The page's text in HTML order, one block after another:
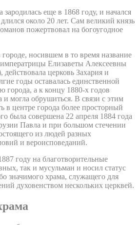
зародилась еще в 1868 году, и начался
около 20 лет. Сам великий князь
пожертвовал на богоугодное
городе, носившем в то время название
императрицы Елизаветы Алексеевны
церковь Захария и
годы оставалась единственной
города, а к концу 1880-х годов
и могла обрушиться. В связи с этим
в центре города более просторный
была совершена 22 апреля 1884 года
Павла и при большом стечении
из людей разных
и вероисповеданий.
году на благотворительные
так и мусульман и носил статус
значимого храма, служащего для
духовенством нескольких церквей.